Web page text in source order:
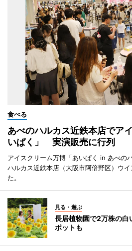
食べる
あべのハルカス近鉄本店でア
いぱく」 実演販売に行列
アイスクリーム万博「あいぱく in あべの
ハルカス近鉄本店（大阪市阿倍野区）ウ
た。
見る・遊ぶ
長居植物園で2万株の
ポットも